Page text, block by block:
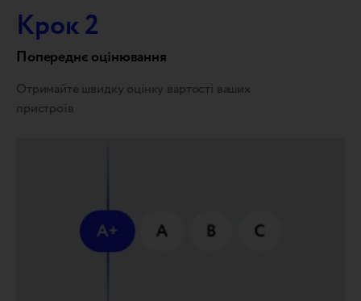
Крок 2
Попереднє оцінювання
Отримайте швидку оцінку вартості ваших
пристроїв